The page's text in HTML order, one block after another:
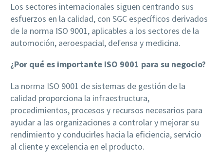
Los sectores internacionales siguen centrando sus
esfuerzos en la calidad, con SGC específicos derivados
de la norma ISO 9001, aplicables a los sectores de la
automoción, aeroespacial, defensa y medicina.
¿Por qué es importante ISO 9001 para su negocio?
La norma ISO 9001 de sistemas de gestión de la
calidad proporciona la infraestructura,
procedimientos, procesos y recursos necesarios para
ayudar a las organizaciones a controlar y mejorar su
rendimiento y conducirles hacia la eficiencia, servicio
al cliente y excelencia en el producto.